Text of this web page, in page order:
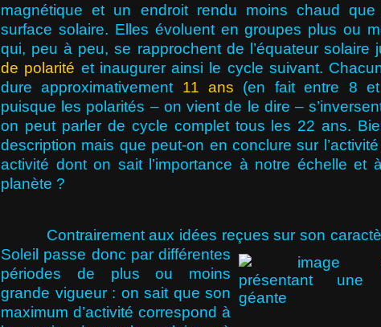
magnétique et un endroit rendu moins chaud
surface solaire. Elles évoluent en groupes plus ou
qui, peu à peu, se rapprochent de l’équateur solaire
de polarité et inaugurer ainsi le cycle suivant.
dure approximativement 11 ans (en fait entre 8
puisque les polarités – on vient de le dire –
on peut parler de cycle complet tous les 22 ans.
description mais que peut-on en conclure sur
activité dont on sait l’importance à notre échelle et
planète ?
Contrairement aux idées reçues sur son
Soleil passe donc par différentes
périodes de plus ou moins
grande vigueur : on sait que son
maximum d’activité correspond à